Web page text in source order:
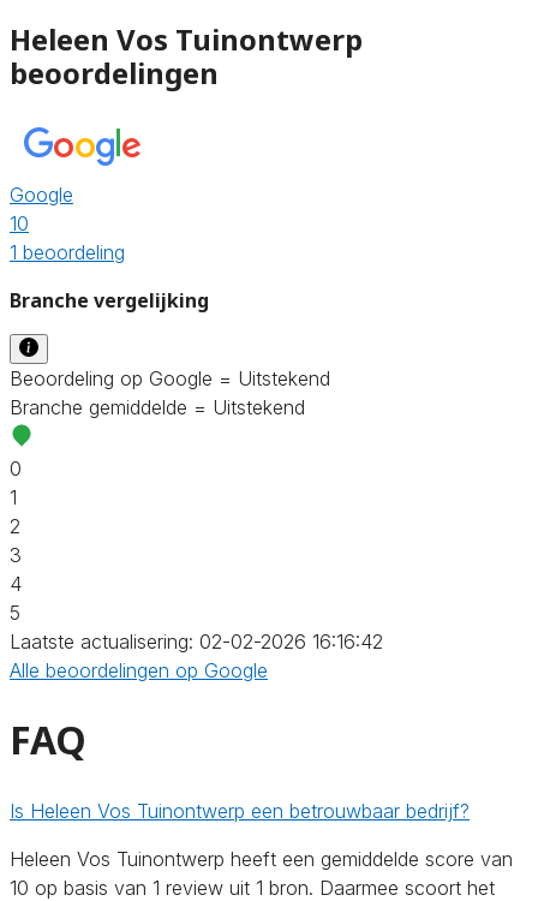
Heleen Vos Tuinontwerp
beoordelingen
Google
10
1 beoordeling
Branche vergelijking
Beoordeling op Google = Uitstekend
Branche gemiddelde = Uitstekend
0
1
2
3
4
5
Laatste actualisering: 02-02-2026 16:16:42
Alle beoordelingen op Google
FAQ
Is Heleen Vos Tuinontwerp een betrouwbaar bedrijf?
Heleen Vos Tuinontwerp heeft een gemiddelde score van
10 op basis van 1 review uit 1 bron. Daarmee scoort het